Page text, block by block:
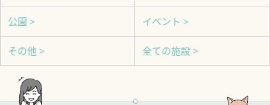
公園 > イベント >
その他 > 全ての施設 >